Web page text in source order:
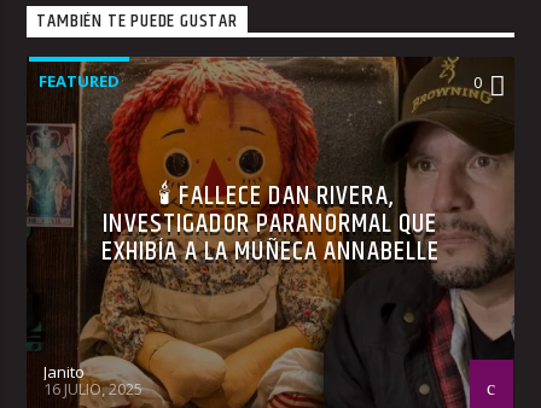
TAMBIÉN TE PUEDE GUSTAR
FEATURED 0
🕯 FALLECE DAN RIVERA,
INVESTIGADOR PARANORMAL QUE
EXHIBÍA A LA MUÑECA ANNABELLE
Janito
16 JULIO, 2025